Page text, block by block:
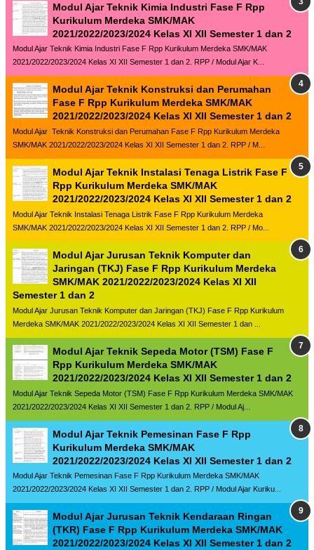
Modul Ajar Teknik Kimia Industri Fase F Rpp
Kurikulum Merdeka SMK/MAK
2021/2022/2023/2024 Kelas XI XII Semester 1 dan 2
Modul Ajar Teknik Kimia Industri Fase F Rpp Kurikulum Merdeka SMK/MAK
2021/2022/2023/2024 Kelas XI XII Semester 1 dan 2. RPP / Modul Ajar K...
Modul Ajar Teknik Konstruksi dan Perumahan
Fase F Rpp Kurikulum Merdeka SMK/MAK
2021/2022/2023/2024 Kelas XI XII Semester 1 dan 2
Modul Ajar Teknik Konstruksi dan Perumahan Fase F Rpp Kurikulum Merdeka
SMK/MAK 2021/2022/2023/2024 Kelas XI XII Semester 1 dan 2. RPP / M...
Modul Ajar Teknik Instalasi Tenaga Listrik Fase F
Rpp Kurikulum Merdeka SMK/MAK
2021/2022/2023/2024 Kelas XI XII Semester 1 dan 2
Modul Ajar Teknik Instalasi Tenaga Listrik Fase F Rpp Kurikulum Merdeka
SMK/MAK 2021/2022/2023/2024 Kelas XI XII Semester 1 dan 2. RPP / Mo...
Modul Ajar Jurusan Teknik Komputer dan
Jaringan (TKJ) Fase F Rpp Kurikulum Merdeka
SMK/MAK 2021/2022/2023/2024 Kelas XI XII
Semester 1 dan 2
Modul Ajar Jurusan Teknik Komputer dan Jaringan (TKJ) Fase F Rpp Kurikulum
Merdeka SMK/MAK 2021/2022/2023/2024 Kelas XI XII Semester 1 dan ...
Modul Ajar Teknik Sepeda Motor (TSM) Fase F
Rpp Kurikulum Merdeka SMK/MAK
2021/2022/2023/2024 Kelas XI XII Semester 1 dan 2
Modul Ajar Teknik Sepeda Motor (TSM) Fase F Rpp Kurikulum Merdeka SMK/MAK
2021/2022/2023/2024 Kelas XI XII Semester 1 dan 2. RPP / Modul Aj...
Modul Ajar Teknik Pemesinan Fase F Rpp
Kurikulum Merdeka SMK/MAK
2021/2022/2023/2024 Kelas XI XII Semester 1 dan 2
Modul Ajar Teknik Pemesinan Fase F Rpp Kurikulum Merdeka SMK/MAK
2021/2022/2023/2024 Kelas XI XII Semester 1 dan 2. RPP / Modul Ajar Kuriku...
Modul Ajar Jurusan Teknik Kendaraan Ringan
(TKR) Fase F Rpp Kurikulum Merdeka SMK/MAK
2021/2022/2023/2024 Kelas XI XII Semester 1 dan 2